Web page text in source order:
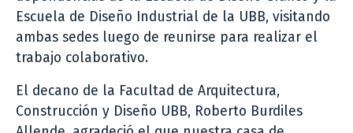
Escuela de Diseño Industrial de la UBB, visitando
ambas sedes luego de reunirse para realizar el
trabajo colaborativo.
El decano de la Facultad de Arquitectura,
Construcción y Diseño UBB, Roberto Burdiles